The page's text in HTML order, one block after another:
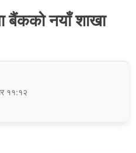
बैंकको नयाँ शाखा
११:१२